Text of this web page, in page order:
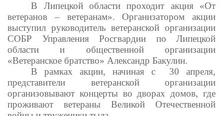
В Липецкой области проходит акция «От
ветеранов – ветеранам». Организатором акции
выступил руководитель ветеранской организации
СОБР Управления Росгвардии по Липецкой
области и общественной организации
«Ветеранское братство» Александр Бакулин.
В рамках акции, начиная с 30 апреля,
представители ветеранской организации
организовывают концерты во дворах домов, где
проживают ветераны Великой Отечественной